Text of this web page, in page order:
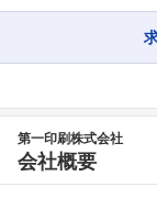
第一印刷株式会社
会社概要